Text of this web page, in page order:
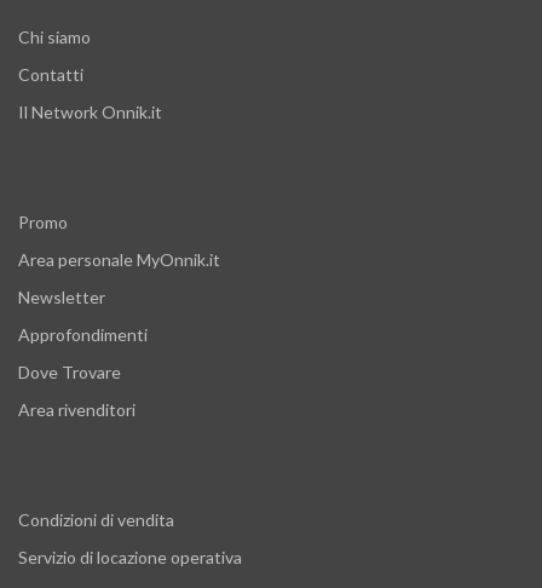
Chi siamo
Contatti
Il Network Onnik.it
Promo
Area personale MyOnnik.it
Newsletter
Approfondimenti
Dove Trovare
Area rivenditori
Condizioni di vendita
Servizio di locazione operativa